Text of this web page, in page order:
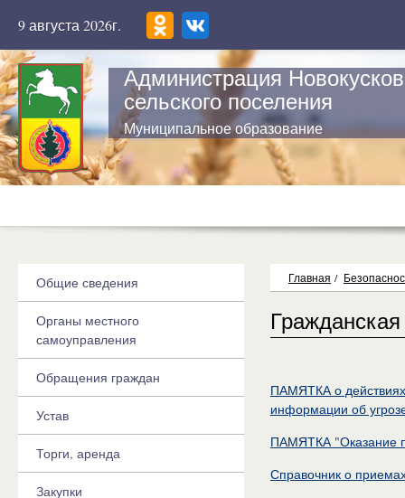
9 августа 2026г.
Администрация
сельского поселения
Муниципальное образование
Главная /
ПАМЯТКА о действиях
информации об
ПАМЯТКА "Оказание
Справочник о
Общие сведения
Органы местного
самоуправления
Обращения граждан
Устав
Торги, аренда
Закупки